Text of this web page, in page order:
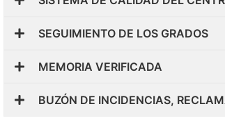
SEGUIMIENTO DE LOS GRADOS
MEMORIA VERIFICADA
BUZÓN DE INCIDENCIAS,